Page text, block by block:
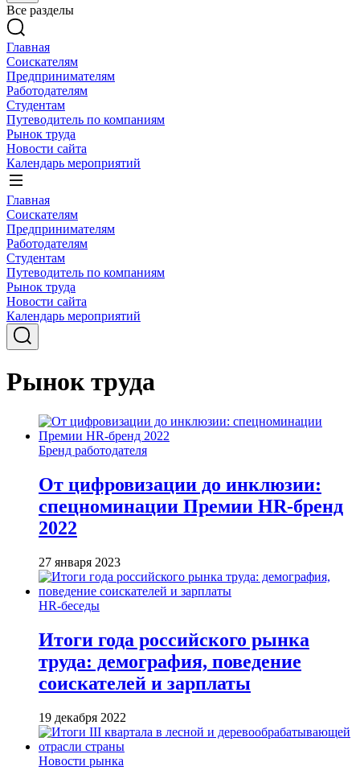
Все разделы
Главная
Соискателям
Предпринимателям
Работодателям
Студентам
Путеводитель по компаниям
Рынок труда
Новости сайта
Календарь мероприятий
Главная
Соискателям
Предпринимателям
Работодателям
Студентам
Путеводитель по компаниям
Рынок труда
Новости сайта
Календарь мероприятий
Рынок труда
Бренд работодателя
От цифровизации до инклюзии:
спецноминации Премии HR-бренд
2022
27 января 2023
HR-беседы
Итоги года российского рынка
труда: демография, поведение
соискателей и зарплаты
19 декабря 2022
Новости рынка